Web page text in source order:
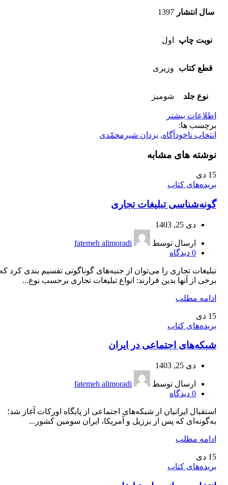
سال انتشار 1397
نوبت چاپ اول
قطع کتاب وزیری
نوع جلد شومیز
اطلاعات بیشتر
برچسب ها:
انتخاب ناخودآگاه, یزدان شیرمحمّدی
نوشته های مشابه
15 دی
بریده‌های کتاب
گونه‌شناسی تبلیغات تجاری
دی 25, 1403
ارسال توسط
fatemeh alimoradi
0 دیدگاه
تبلیغات تجاری را می‌توان از جنبه‌های گوناگونی تقسیم بندی کرد
برخی از آنها بدین قرارند: انواع تبلیغات تجاری برحسب نوع...
ادامه مطلب
15 دی
بریده‌های کتاب
شبکه‌های اجتماعی در ایران
دی 25, 1403
ارسال توسط
fatemeh alimoradi
0 دیدگاه
استقبال ایرانیان از شبکه‌های اجتماعی از پایگاه اورکات آغاز شد؛
به‌گونه‌ای که پس از برزیل و آمریکا، ایران سومین کشور...
ادامه مطلب
15 دی
بریده‌های کتاب